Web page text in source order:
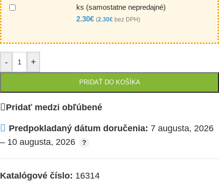
ks (samostatne nepredajné)
2.30€ (2.30€ bez DPH)
- +
PRIDAŤ DO KOŠÍKA
Pridať medzi obľúbené
Predpokladaný dátum doručenia: 7 augusta, 2026
– 10 augusta, 2026
Katalógové číslo: 16314